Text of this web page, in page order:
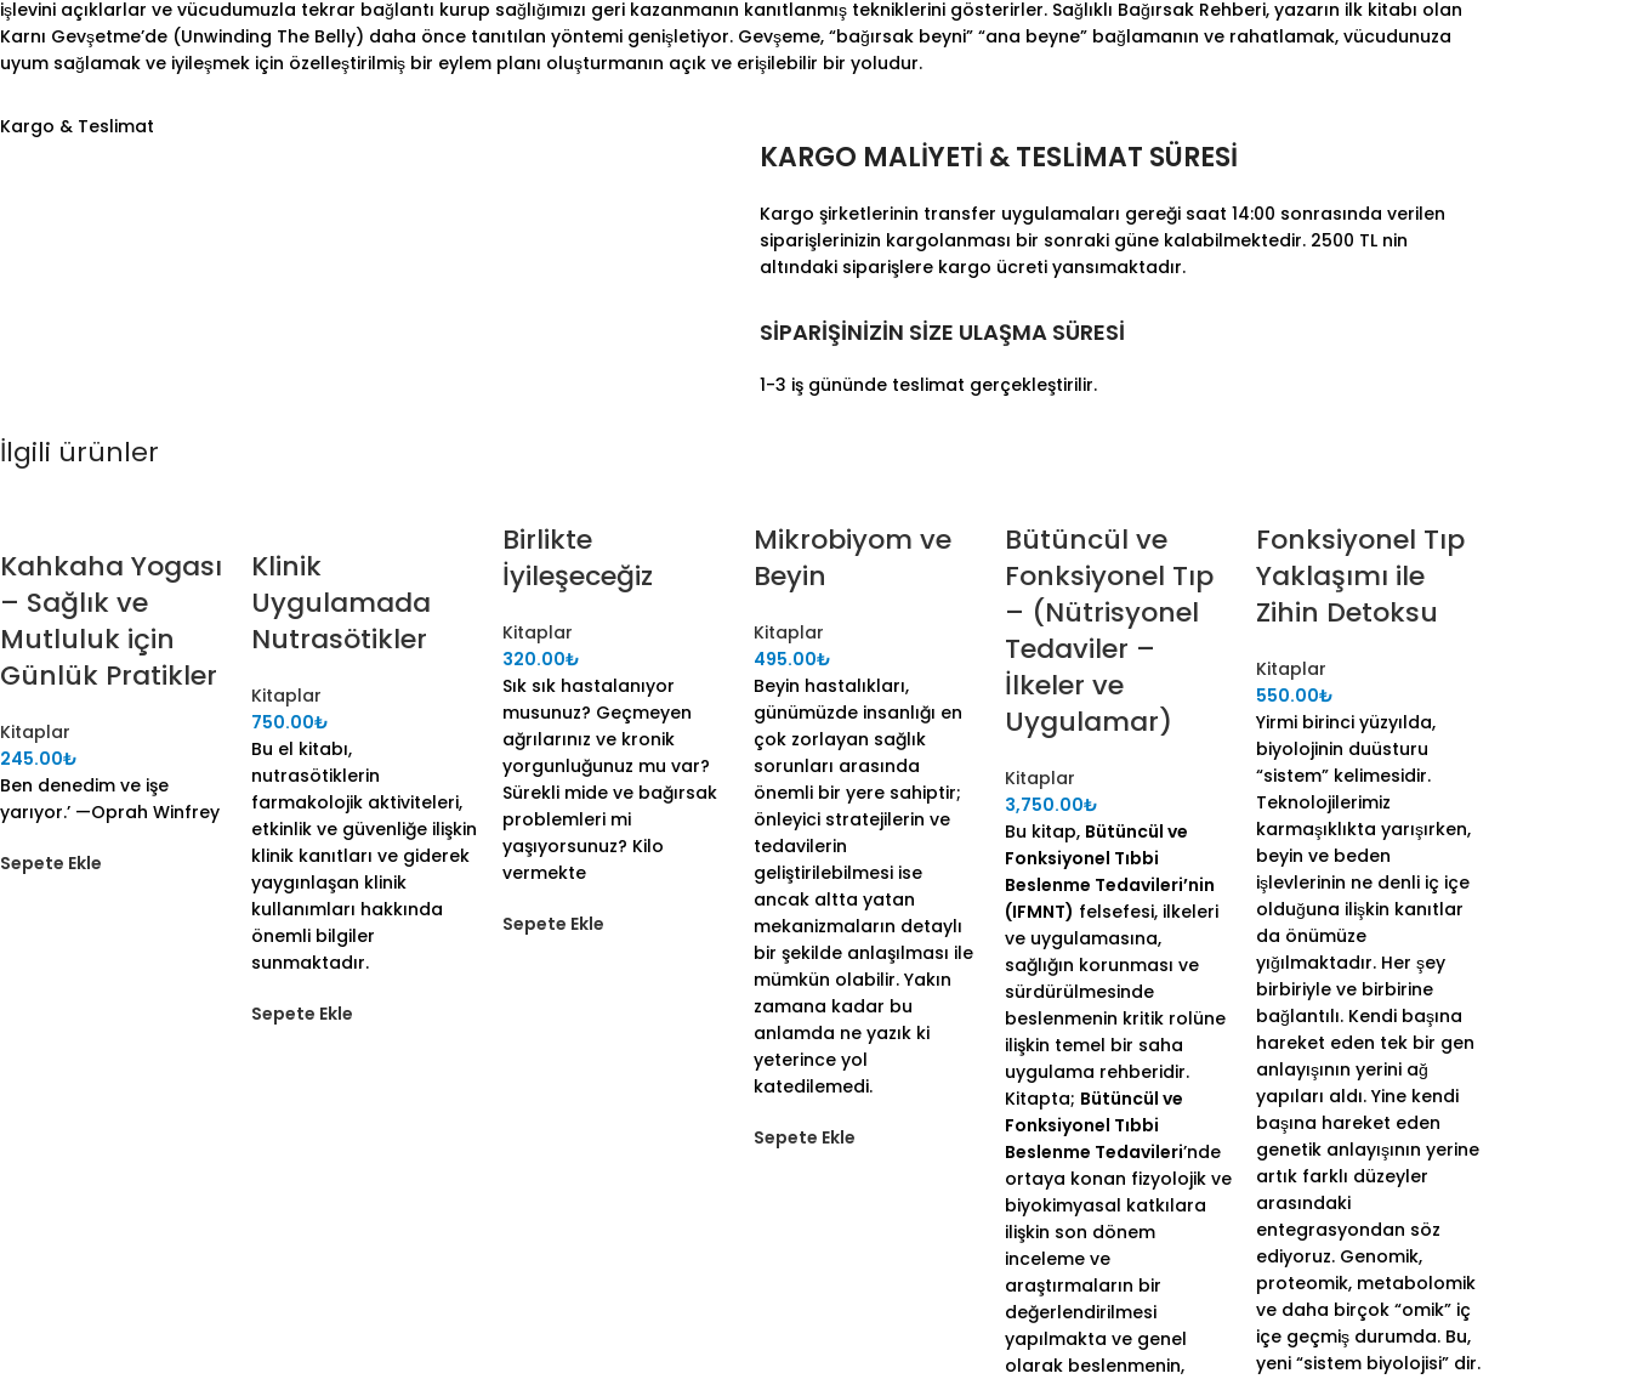
işlevini açıklarlar ve vücudumuzla tekrar bağlantı kurup sağlığımızı geri kazanmanın kanıtlanmış tekniklerini gösterirler. Sağlıklı Bağırsak Rehberi, yazarın ilk kitabı olan
Karnı Gevşetme’de (Unwinding The Belly) daha önce tanıtılan yöntemi genişletiyor. Gevşeme, “bağırsak beyni” “ana beyne” bağlamanın ve rahatlamak, vücudunuza
uyum sağlamak ve iyileşmek için özelleştirilmiş bir eylem planı oluşturmanın açık ve erişilebilir bir yoludur.
Kargo & Teslimat
KARGO MALİYETİ & TESLİMAT SÜRESİ
Kargo şirketlerinin transfer uygulamaları gereği saat 14:00 sonrasında verilen
siparişlerinizin kargolanması bir sonraki güne kalabilmektedir. 2500 TL nin
altındaki siparişlere kargo ücreti yansımaktadır.
SİPARİŞİNİZİN SİZE ULAŞMA SÜRESİ
1-3 iş gününde teslimat gerçekleştirilir.
İlgili ürünler
Kahkaha Yogası
– Sağlık ve
Mutluluk için
Günlük Pratikler
Kitaplar
245.00₺
Ben denedim ve işe
yarıyor.’ —Oprah Winfrey
Sepete Ekle
Klinik
Uygulamada
Nutrasötikler
Kitaplar
750.00₺
Bu el kitabı,
nutrasötiklerin
farmakolojik aktiviteleri,
etkinlik ve güvenliğe ilişkin
klinik kanıtları ve giderek
yaygınlaşan klinik
kullanımları hakkında
önemli bilgiler
sunmaktadır.
Sepete Ekle
Birlikte
İyileşeceğiz
Kitaplar
320.00₺
Sık sık hastalanıyor
musunuz? Geçmeyen
ağrılarınız ve kronik
yorgunluğunuz mu var?
Sürekli mide ve bağırsak
problemleri mi
yaşıyorsunuz? Kilo
vermekte
Sepete Ekle
Mikrobiyom ve
Beyin
Kitaplar
495.00₺
Beyin hastalıkları,
günümüzde insanlığı en
çok zorlayan sağlık
sorunları arasında
önemli bir yere sahiptir;
önleyici stratejilerin ve
tedavilerin
geliştirilebilmesi ise
ancak altta yatan
mekanizmaların detaylı
bir şekilde anlaşılması ile
mümkün olabilir. Yakın
zamana kadar bu
anlamda ne yazık ki
yeterince yol
katedilemedi.
Sepete Ekle
Bütüncül ve
Fonksiyonel Tıp
– (Nütrisyonel
Tedaviler –
İlkeler ve
Uygulamar)
Kitaplar
3,750.00₺
Bu kitap, Bütüncül ve
Fonksiyonel Tıbbi
Beslenme Tedavileri’nin
(IFMNT) felsefesi, ilkeleri
ve uygulamasına,
sağlığın korunması ve
sürdürülmesinde
beslenmenin kritik rolüne
ilişkin temel bir saha
uygulama rehberidir.
Kitapta; Bütüncül ve
Fonksiyonel Tıbbi
Beslenme Tedavileri’nde
ortaya konan fizyolojik ve
biyokimyasal katkılara
ilişkin son dönem
inceleme ve
araştırmaların bir
değerlendirilmesi
yapılmakta ve genel
olarak beslenmenin,
Fonksiyonel Tıp
Yaklaşımı ile
Zihin Detoksu
Kitaplar
550.00₺
Yirmi birinci yüzyılda,
biyolojinin duüsturu
“sistem” kelimesidir.
Teknolojilerimiz
karmaşıklıkta yarışırken,
beyin ve beden
işlevlerinin ne denli iç içe
olduğuna ilişkin kanıtlar
da önümüze
yığılmaktadır. Her şey
birbiriyle ve birbirine
bağlantılı. Kendi başına
hareket eden tek bir gen
anlayışının yerini ağ
yapıları aldı. Yine kendi
başına hareket eden
genetik anlayışının yerine
artık farklı düzeyler
arasındaki
entegrasyondan söz
ediyoruz. Genomik,
proteomik, metabolomik
ve daha birçok “omik” iç
içe geçmiş durumda. Bu,
yeni “sistem biyolojisi” dir.